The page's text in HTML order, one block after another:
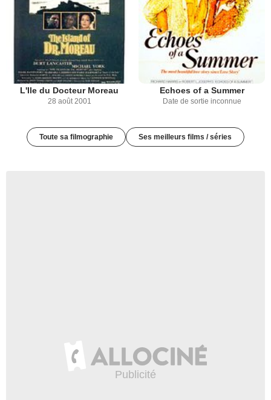
L'Ile du Docteur Moreau
28 août 2001
Echoes of a Summer
Date de sortie inconnue
Toute sa filmographie Ses meilleurs films / séries